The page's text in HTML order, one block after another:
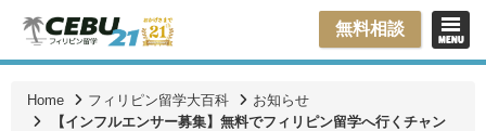
無料相談
Home フィリピン留学大百科
お知らせ
【インフルエンサー募集】無料でフィリピン留学へ行くチャン